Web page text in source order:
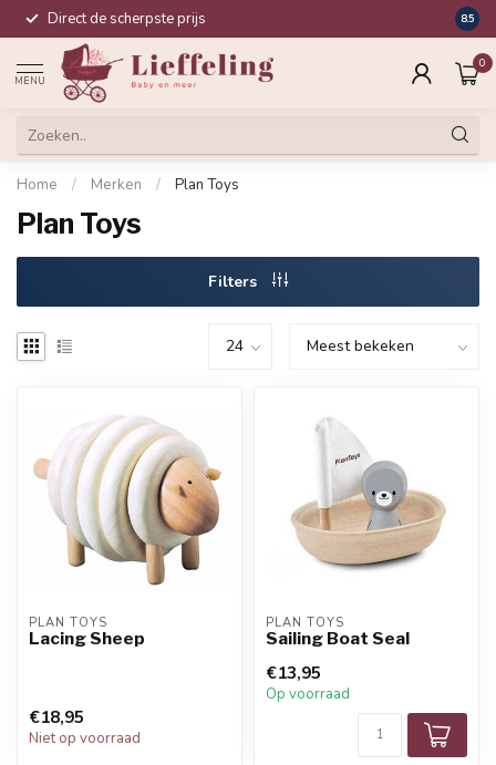
Direct de scherpste prijs 8.5
MENU
0
Home / Merken / Plan Toys
Plan Toys
Filters
PLAN TOYS
Lacing Sheep
€18,95
Niet op voorraad
PLAN TOYS
Sailing Boat Seal
€13,95
Op voorraad